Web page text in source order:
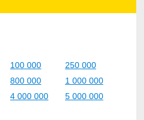
100 000
250 000
800 000
1 000 000
4 000 000 5 000 000